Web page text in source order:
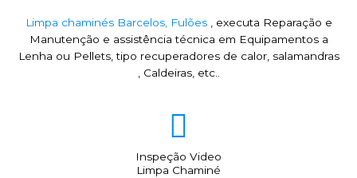
Limpa chaminés Barcelos, Fulões , executa Reparação e
Manutenção e assistência técnica em Equipamentos a
Lenha ou Pellets, tipo recuperadores de calor, salamandras
, Caldeiras, etc..
Inspeção Video
Limpa Chaminé